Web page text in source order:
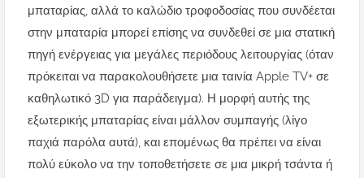
μπαταρίας, αλλά το καλώδιο τροφοδοσίας που συνδέεται
στην μπαταρία μπορεί επίσης να συνδεθεί σε μια στατική
πηγή ενέργειας για μεγάλες περιόδους λειτουργίας (όταν
πρόκειται να παρακολουθήσετε μια ταινία Apple TV+ σε
καθηλωτικό 3D για παράδειγμα). Η μορφή αυτής της
εξωτερικής μπαταρίας είναι μάλλον συμπαγής (λίγο
παχιά παρόλα αυτά), και επομένως θα πρέπει να είναι
πολύ εύκολο να την τοποθετήσετε σε μια μικρή τσάντα ή